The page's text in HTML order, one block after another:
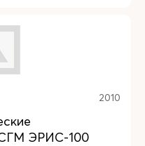
2010
ЭРИС-100